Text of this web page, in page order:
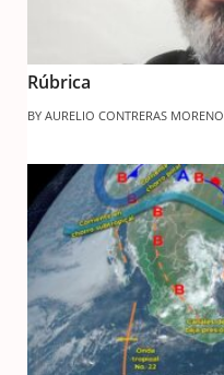
Rúbrica
BY AURELIO CONTRERAS MORENO